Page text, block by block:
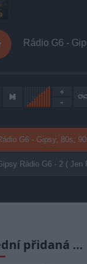
G6 - Gipsy, 80s,
Rádio G6 - 2 ( Jen
přidaná …